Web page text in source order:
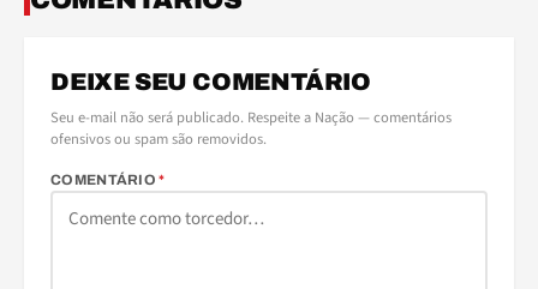
DEIXE SEU COMENTÁRIO
Seu e-mail não será publicado. Respeite a Nação — comentários
ofensivos ou spam são removidos.
COMENTÁRIO*